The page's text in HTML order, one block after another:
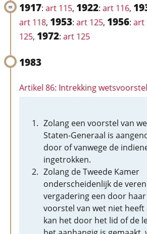
1917: art 115, 1922: art 116,
art 118, 1953: art 125, 1956: art
125, 1972: art 125
1983
Artikel 86: Intrekking wetsvoorstel
Zolang een voorstel van
Staten-Generaal is
door of vanwege de
ingetrokken.
Zolang de Tweede Kamer
onderscheidenlijk de
vergadering een door
voorstel van wet niet heeft
kan het door het lid of de